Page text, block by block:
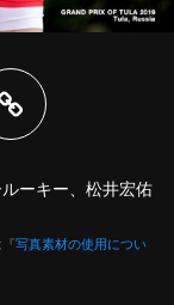
ーキー、松井宏佑
写真素材の使用につい